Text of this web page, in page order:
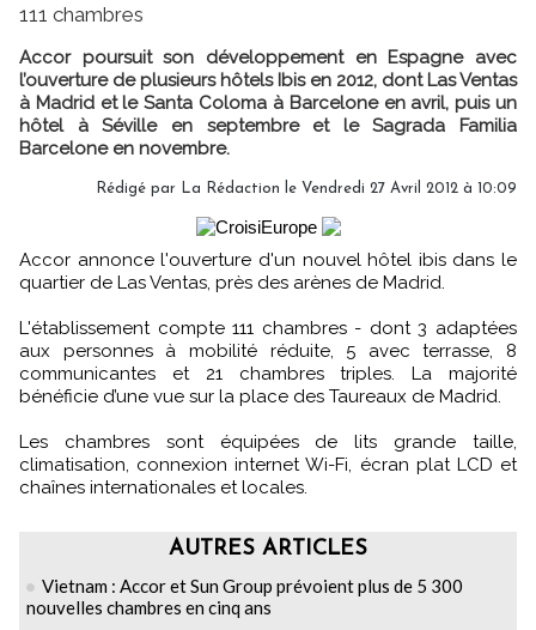
111 chambres
Accor poursuit son développement en Espagne avec
l’ouverture de plusieurs hôtels Ibis en 2012, dont Las Ventas
à Madrid et le Santa Coloma à Barcelone en avril, puis un
hôtel à Séville en septembre et le Sagrada Familia
Barcelone en novembre.
Rédigé par La Rédaction le Vendredi 27 Avril 2012 à 10:09
Accor annonce l'ouverture d'un nouvel hôtel ibis dans le
quartier de Las Ventas, près des arènes de Madrid.
L'établissement compte 111 chambres - dont 3 adaptées
aux personnes à mobilité réduite, 5 avec terrasse, 8
communicantes et 21 chambres triples. La majorité
bénéficie d’une vue sur la place des Taureaux de Madrid.
Les chambres sont équipées de lits grande taille,
climatisation, connexion internet Wi-Fi, écran plat LCD et
chaînes internationales et locales.
AUTRES ARTICLES
Vietnam : Accor et Sun Group prévoient plus de 5 300
nouvelles chambres en cinq ans